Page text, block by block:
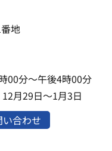
地
00分～午後4時00分
月29日～1月3日
い合わせ